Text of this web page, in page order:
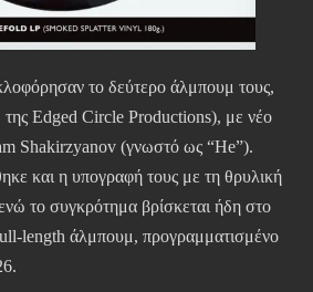
το δεύτερο άλμπουμ τους,
Edged Circle Productions), με νέο
Shakirzyanov (γνωστό ως “He”).
και η υπογραφή τους με τη θρυλική
το συγκρότημα βρίσκεται ήδη στο
full-length άλμπουμ, προγραμματισμένο